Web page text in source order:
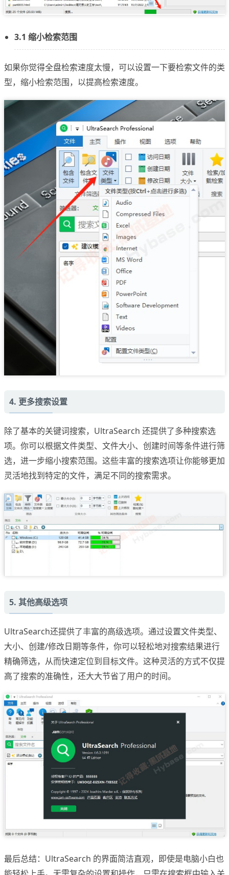
3.1 缩小检索范围
如果你觉得全盘检索速度太慢，可以设置一下要检索文件的类
型，缩小检索范围，以提高检索速度。
4. 更多搜索设置
除了基本的关键词搜索，UltraSearch 还提供了多种搜索选
项。你可以根据文件类型、文件大小、创建时间等条件进行筛
选，进一步缩小搜索范围。这些丰富的搜索选项让你能够更加
灵活地找到特定的文件，满足不同的搜索需求。
5. 其他高级选项
UltraSearch还提供了丰富的高级选项。通过设置文件类型、
大小、创建/修改日期等条件，你可以轻松地对搜索结果进行
精确筛选，从而快速定位到目标文件。这种灵活的方式不仅提
高了搜索的准确性，还大大节省了用户的时间。
最后总结：UltraSearch 的界面简洁直观，即使是电脑小白也